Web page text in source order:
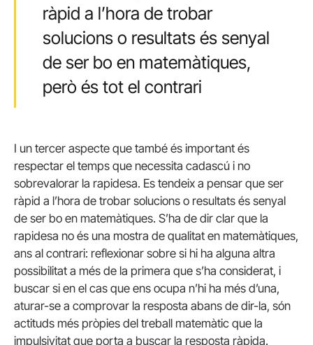
ràpid a l’hora de trobar
solucions o resultats és senyal
de ser bo en matemàtiques,
però és tot el contrari
I un tercer aspecte que també és important és
respectar el temps que necessita cadascú i no
sobrevalorar la rapidesa. Es tendeix a pensar que ser
ràpid a l’hora de trobar solucions o resultats és senyal
de ser bo en matemàtiques. S’ha de dir clar que la
rapidesa no és una mostra de qualitat en matemàtiques,
ans al contrari: reflexionar sobre si hi ha alguna altra
possibilitat a més de la primera que s’ha considerat, i
buscar si en el cas que ens ocupa n’hi ha més d’una,
aturar-se a comprovar la resposta abans de dir-la, són
actituds més pròpies del treball matemàtic que la
impulsivitat que porta a buscar la resposta ràpida.